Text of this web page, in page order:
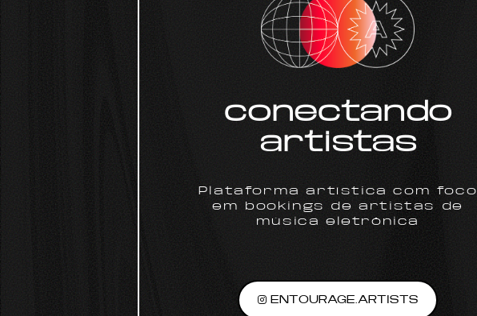
conectando
artistas
Plataforma artística com foco
em bookings de artistas de
música eletrônica
ENTOURAGE.ARTISTS